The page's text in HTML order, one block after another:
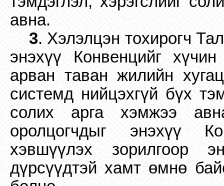
авна.
3. Хэлэлцэн тохирогч
энэхүү Конвенцийг
арван таван жилийн
системд нийцэхгүй бүх
солих арга хэмжээ
оролцогчдыг энэхүү
хэвшүүлэх зорилгоор
дүрсүүдтэй хамт өмнө